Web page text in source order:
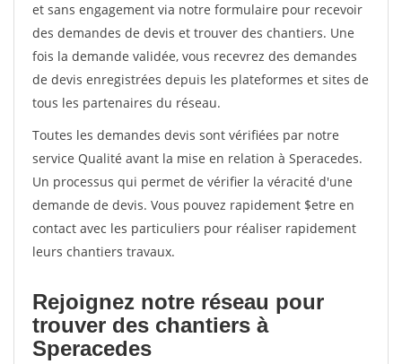
et sans engagement via notre formulaire pour recevoir
des demandes de devis et trouver des chantiers. Une
fois la demande validée, vous recevrez des demandes
de devis enregistrées depuis les plateformes et sites de
tous les partenaires du réseau.
Toutes les demandes devis sont vérifiées par notre
service Qualité avant la mise en relation à Speracedes.
Un processus qui permet de vérifier la véracité d'une
demande de devis. Vous pouvez rapidement $etre en
contact avec les particuliers pour réaliser rapidement
leurs chantiers travaux.
Rejoignez notre réseau pour
trouver des chantiers à
Speracedes